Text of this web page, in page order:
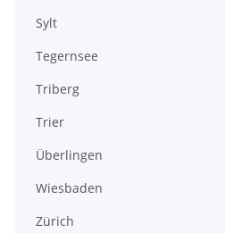
Sylt
Tegernsee
Triberg
Trier
Überlingen
Wiesbaden
Zürich